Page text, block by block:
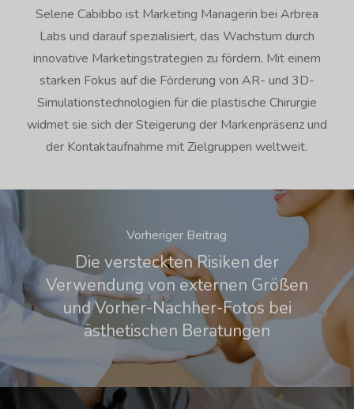
Selene Cabibbo ist Marketing Managerin bei Arbrea
Labs und darauf spezialisiert, das Wachstum durch
innovative Marketingstrategien zu fördern. Mit einem
starken Fokus auf die Förderung von AR- und 3D-
Simulationstechnologien für die plastische Chirurgie
widmet sie sich der Steigerung der Markenpräsenz und
der Kontaktaufnahme mit Zielgruppen weltweit.
Vorheriger Beitrag
Die versteckten Risiken der
Verwendung von externen Größen
und Vorher-Nachher-Fotos bei
ästhetischen Beratungen